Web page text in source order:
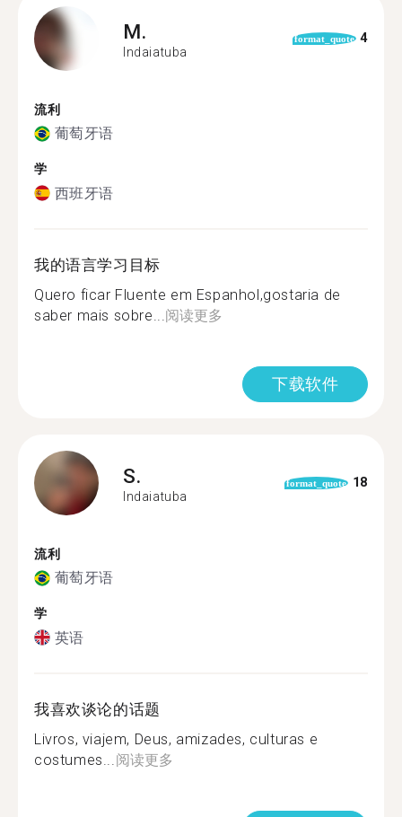
M.
Indaiatuba
format_quote 4
流利
葡萄牙语
学
西班牙语
我的语言学习目标
Quero ficar Fluente em Espanhol,gostaria de
saber mais sobre... 阅读更多
下载软件
S.
Indaiatuba
format_quote 18
流利
葡萄牙语
学
英语
我喜欢谈论的话题
Livros, viajem, Deus, amizades, culturas e
costumes... 阅读更多